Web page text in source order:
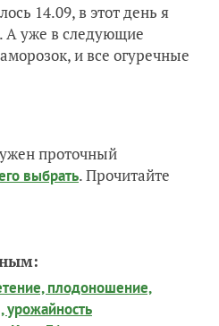
14.09, в этот день я
А уже в следующие
и все огуречные
проточный
выбрать. Прочитайте
плодоношение,
урожайность